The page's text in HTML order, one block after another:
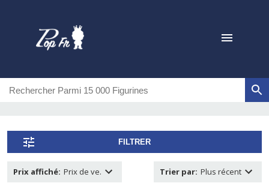
FILTRER
Prix affiché: Prix de ve. Trier par: Plus récent